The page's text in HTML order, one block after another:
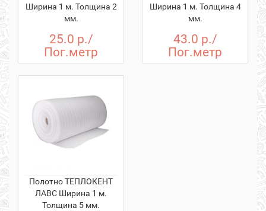
Ширина 1 м. Толщина 2
мм.
25.0 р./
Пог.метр
Ширина 1 м. Толщина 4
мм.
43.0 р./
Пог.метр
Полотно ТЕПЛОКЕНТ
ЛАВС Ширина 1 м.
Толщина 5 мм.